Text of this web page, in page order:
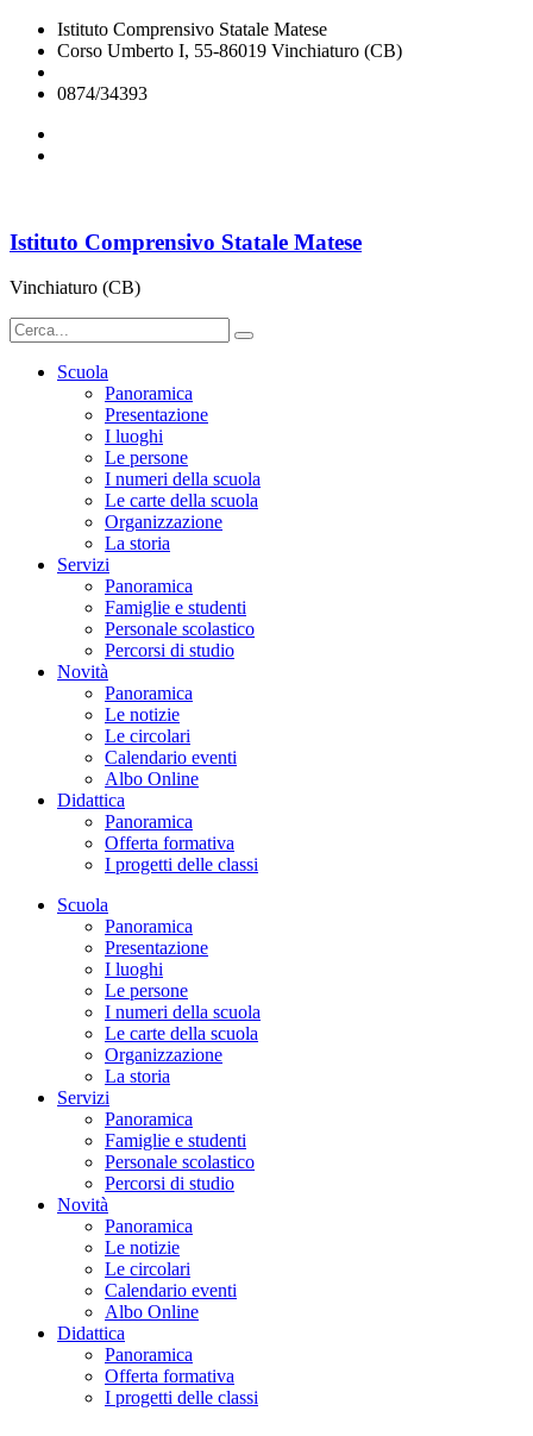
Istituto Comprensivo Statale Matese
Corso Umberto I, 55-86019 Vinchiaturo (CB)
0874/34393
Istituto Comprensivo Statale Matese
Vinchiaturo (CB)
Scuola
Panoramica
Presentazione
I luoghi
Le persone
I numeri della scuola
Le carte della scuola
Organizzazione
La storia
Servizi
Panoramica
Famiglie e studenti
Personale scolastico
Percorsi di studio
Novità
Panoramica
Le notizie
Le circolari
Calendario eventi
Albo Online
Didattica
Panoramica
Offerta formativa
I progetti delle classi
Scuola
Panoramica
Presentazione
I luoghi
Le persone
I numeri della scuola
Le carte della scuola
Organizzazione
La storia
Servizi
Panoramica
Famiglie e studenti
Personale scolastico
Percorsi di studio
Novità
Panoramica
Le notizie
Le circolari
Calendario eventi
Albo Online
Didattica
Panoramica
Offerta formativa
I progetti delle classi